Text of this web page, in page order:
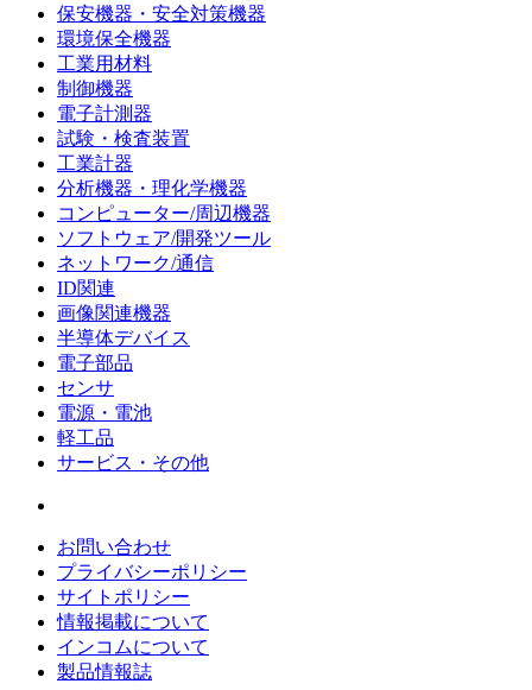
保安機器・安全対策機器
環境保全機器
工業用材料
制御機器
電子計測器
試験・検査装置
工業計器
分析機器・理化学機器
コンピューター/周辺機器
ソフトウェア/開発ツール
ネットワーク/通信
ID関連
画像関連機器
半導体デバイス
電子部品
センサ
電源・電池
軽工品
サービス・その他
お問い合わせ
プライバシーポリシー
サイトポリシー
情報掲載について
インコムについて
製品情報誌